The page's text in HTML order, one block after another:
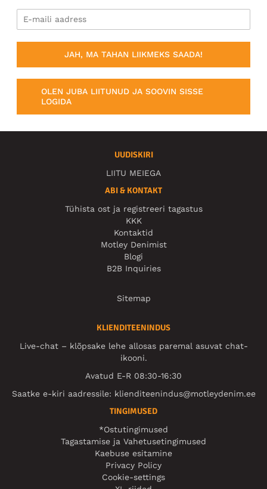
JAH, MA TAHAN LIIKMEKS SAADA!
OLEN JUBA LIITUNUD JA SOOVIN SISSE
LOGIDA
UUDISKIRI
LIITU MEIEGA
ABI & KONTAKT
Tühista ost ja registreeri tagastus
KKK
Kontaktid
Motley Denimist
Blogi
B2B Inquiries
Sitemap
KLIENDITEENINDUS
Live-chat – klõpsake lehe allosas paremal asuvat chat-
ikooni.
Avatud E-R 08:30-16:30
Saatke e-kiri aadressile: klienditeenindus@motleydenim.ee
TINGIMUSED
*Ostutingimused
Tagastamise ja Vahetusetingimused
Kaebuse esitamine
Privacy Policy
Cookie-settings